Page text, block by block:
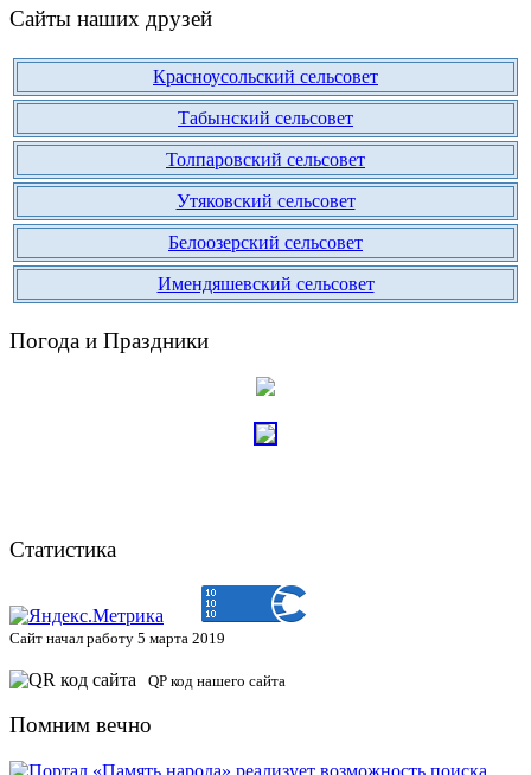
Сайты наших друзей
Красноусольский сельсовет
Табынский сельсовет
Толпаровский сельсовет
Утяковский сельсовет
Белоозерский сельсовет
Имендяшевский сельсовет
Погода и Праздники
Статистика
Сайт начал работу 5 марта 2019
QP код нашего сайта
Помним вечно